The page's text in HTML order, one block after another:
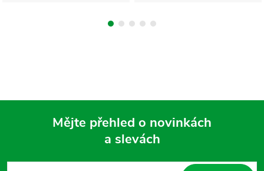
Mějte přehled o novinkách
a slevách